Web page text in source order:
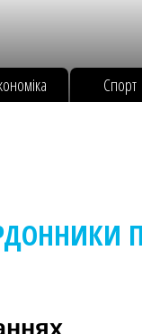
Спорт